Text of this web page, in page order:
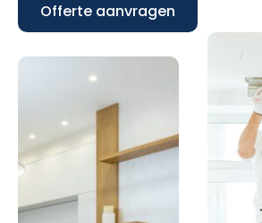
Offerte aanvragen